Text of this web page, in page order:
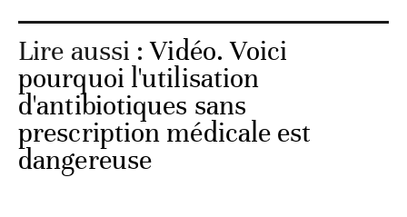
Lire aussi :Vidéo. Voici
pourquoi l'utilisation
d'antibiotiques sans
prescription médicale est
dangereuse